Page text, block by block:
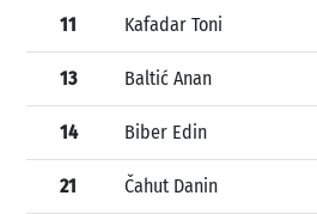
11 Kafadar Toni
13 Baltić Anan
14 Biber Edin
21 Čahut Danin